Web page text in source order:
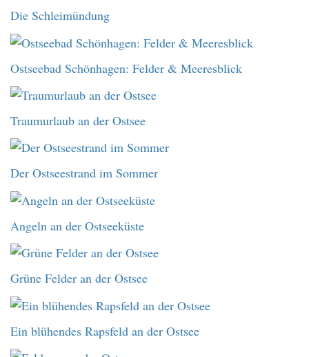
Die Schleimündung
Ostseebad Schönhagen: Felder & Meeresblick
Traumurlaub an der Ostsee
Der Ostseestrand im Sommer
Angeln an der Ostseeküste
Grüne Felder an der Ostsee
Ein blühendes Rapsfeld an der Ostsee